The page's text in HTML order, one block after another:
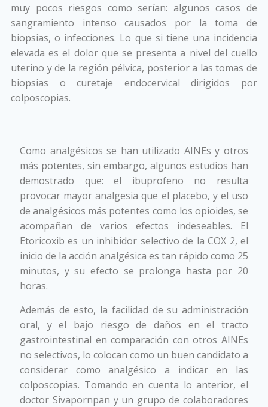
muy pocos riesgos como serían: algunos casos de
sangramiento intenso causados por la toma de
biopsias, o infecciones. Lo que si tiene una incidencia
elevada es el dolor que se presenta a nivel del cuello
uterino y de la región pélvica, posterior a las tomas de
biopsias o curetaje endocervical dirigidos por
colposcopias.
Como analgésicos se han utilizado AINEs y otros
más potentes, sin embargo, algunos estudios han
demostrado que: el ibuprofeno no resulta
provocar mayor analgesia que el placebo, y el uso
de analgésicos más potentes como los opioides, se
acompañan de varios efectos indeseables. El
Etoricoxib es un inhibidor selectivo de la COX 2, el
inicio de la acción analgésica es tan rápido como 25
minutos, y su efecto se prolonga hasta por 20
horas.
Además de esto, la facilidad de su administración
oral, y el bajo riesgo de daños en el tracto
gastrointestinal en comparación con otros AINEs
no selectivos, lo colocan como un buen candidato a
considerar como analgésico a indicar en las
colposcopias. Tomando en cuenta lo anterior, el
doctor Sivapornpan y un grupo de colaboradores